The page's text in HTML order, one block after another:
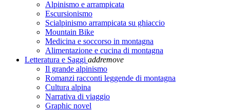
Alpinismo e arrampicata
Escursionismo
Scialpinismo arrampicata su ghiaccio
Mountain Bike
Medicina e soccorso in montagna
Alimentazione e cucina di montagna
Letteratura e Saggi addremove
Il grande alpinismo
Romanzi racconti leggende di montagna
Cultura alpina
Narrativa di viaggio
Graphic novel